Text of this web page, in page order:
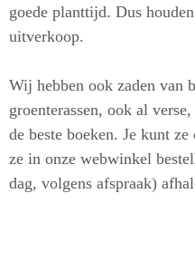
goede planttijd. Dus
uitverkoop.
Wij hebben ook zaden van
groenterassen, ook al
de beste boeken. Je kunt
ze in onze webwinkel
dag, volgens afspraak)